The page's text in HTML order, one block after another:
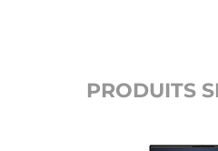
PRODUITS